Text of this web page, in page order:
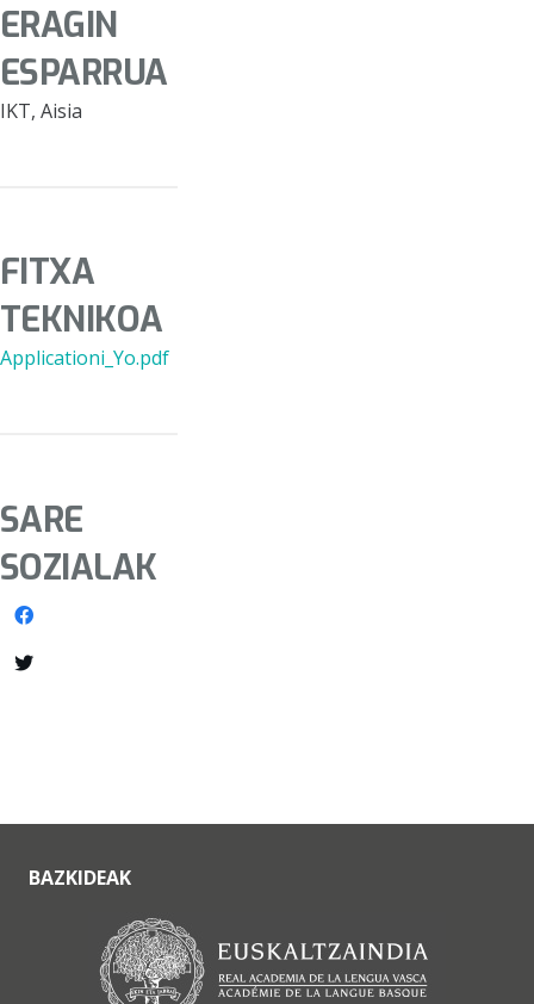
ERAGIN
ESPARRUA
IKT, Aisia
FITXA
TEKNIKOA
Applicationi_Yo.pdf
SARE
SOZIALAK
BAZKIDEAK